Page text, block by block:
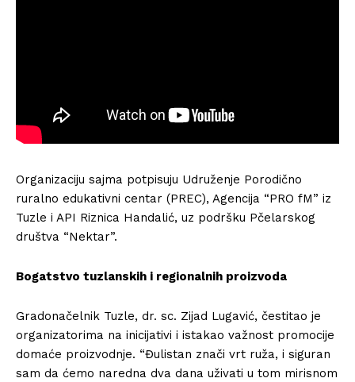
Organizaciju sajma potpisuju Udruženje Porodično
ruralno edukativni centar (PREC), Agencija “PRO fM” iz
Tuzle i API Riznica Handalić, uz podršku Pčelarskog
društva “Nektar”.
Bogatstvo tuzlanskih i regionalnih proizvoda
Gradonačelnik Tuzle, dr. sc. Zijad Lugavić, čestitao je
organizatorima na inicijativi i istakao važnost promocije
domaće proizvodnje. “Đulistan znači vrt ruža, i siguran
sam da ćemo naredna dva dana uživati u tom mirisnom